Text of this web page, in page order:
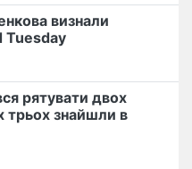
визнали
Tuesday
рятувати двох
трьох знайшли в